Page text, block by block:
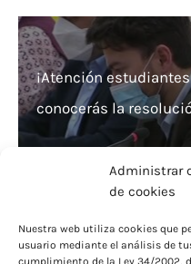
Administrar
de cookies
Nuestra web utiliza cookies que
usuario mediante el análisis de
cumplimiento de la Ley 34/2002,
¡Atención
conocerás la